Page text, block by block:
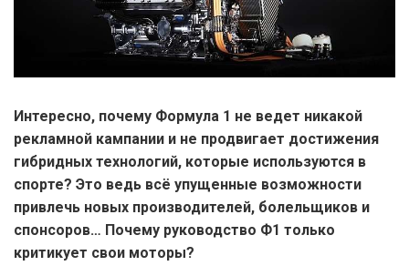
Интересно, почему Формула 1 не ведет никакой
рекламной кампании и не продвигает достижения
гибридных технологий, которые используются в
спорте? Это ведь всё упущенные возможности
привлечь новых производителей, болельщиков и
спонсоров… Почему руководство Ф1 только
критикует свои моторы?